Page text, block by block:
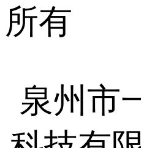
所有
泉州市